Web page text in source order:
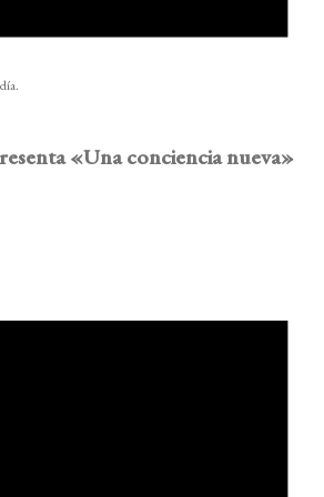
«Una conciencia nueva»